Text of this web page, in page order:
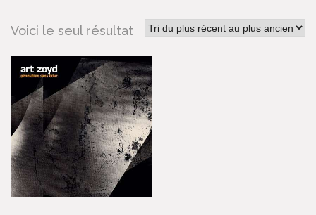
Voici le seul résultat